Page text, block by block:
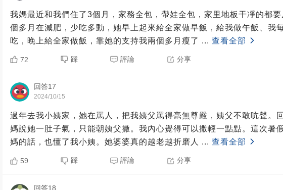
我媽最近和我們住了3個月，家務全包，帶娃全包，家里地板干凈的都
個多月在減肥，少吃多動，她早上起來給全家做早飯，給我做午飯、我
吃，晚上給全家做飯，靠她的支持我兩個多月瘦了 ... 查看全部
72 踩 評論 分享
回答17
2024/10/15
過年去我小姨家，她在罵人，把我姨父罵得毫無尊嚴，姨父不敢吭聲。
媽說她一肚子氣，只能朝姨父撒。我內心覺得可以撒輕一點點。這次暑
媽的話，也懂了我小姨。她婆婆真的越老越折磨人 ... 查看全部
59 踩 評論 分享
回答18